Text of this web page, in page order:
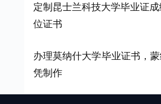
定制昆士兰科技大学毕业证
位证书
办理莫纳什大学毕业证书，
凭制作